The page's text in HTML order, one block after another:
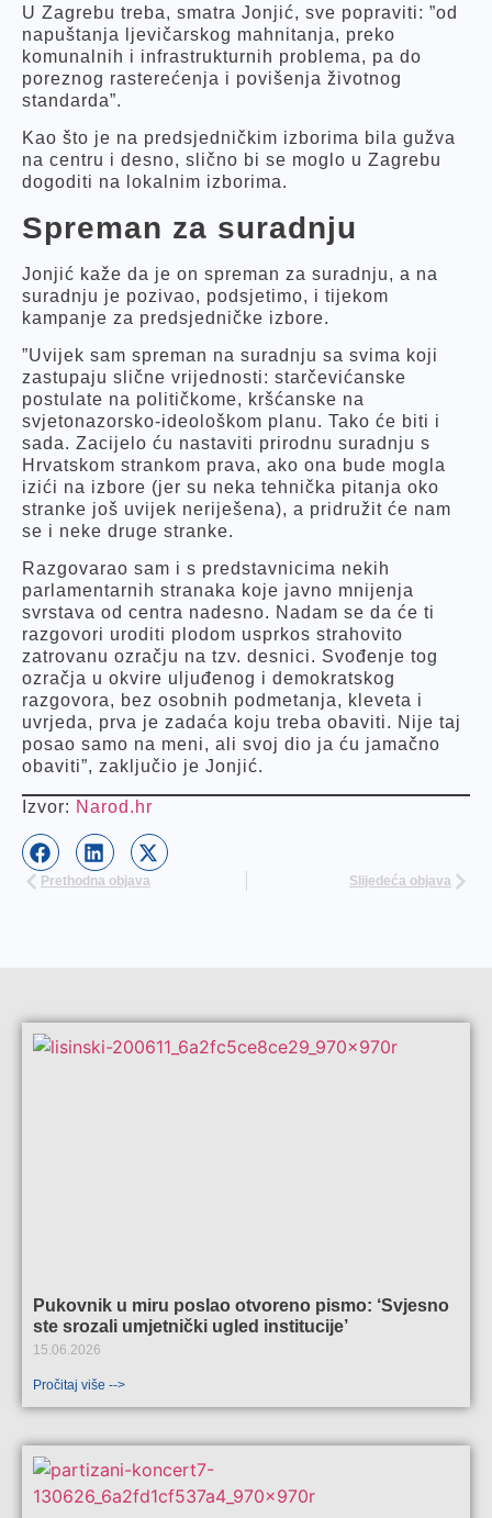
U Zagrebu treba, smatra Jonjić, sve popraviti: ”od
napuštanja ljevičarskog mahnitanja, preko
komunalnih i infrastrukturnih problema, pa do
poreznog rasterećenja i povišenja životnog
standarda”.
Kao što je na predsjedničkim izborima bila gužva
na centru i desno, slično bi se moglo u Zagrebu
dogoditi na lokalnim izborima.
Spreman za suradnju
Jonjić kaže da je on spreman za suradnju, a na
suradnju je pozivao, podsjetimo, i tijekom
kampanje za predsjedničke izbore.
”Uvijek sam spreman na suradnju sa svima koji
zastupaju slične vrijednosti: starčevićanske
postulate na političkome, kršćanske na
svjetonazorsko-ideološkom planu. Tako će biti i
sada. Zacijelo ću nastaviti prirodnu suradnju s
Hrvatskom strankom prava, ako ona bude mogla
izići na izbore (jer su neka tehnička pitanja oko
stranke još uvijek neriješena), a pridružit će nam
se i neke druge stranke.
Razgovarao sam i s predstavnicima nekih
parlamentarnih stranaka koje javno mnijenja
svrstava od centra nadesno. Nadam se da će ti
razgovori uroditi plodom usprkos strahovito
zatrovanu ozračju na tzv. desnici. Svođenje tog
ozračja u okvire uljuđenog i demokratskog
razgovora, bez osobnih podmetanja, kleveta i
uvrjeda, prva je zadaća koju treba obaviti. Nije taj
posao samo na meni, ali svoj dio ja ću jamačno
obaviti”, zaključio je Jonjić.
Izvor: Narod.hr
Prethodna objava Slijedeća objava
Pukovnik u miru poslao otvoreno pismo: ‘Svjesno
ste srozali umjetnički ugled institucije’
15.06.2026
Pročitaj više -->